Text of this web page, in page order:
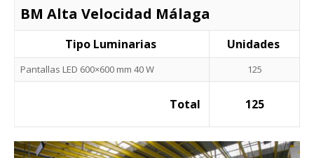
BM Alta Velocidad Málaga
Tipo Luminarias Unidades
Pantallas LED 600×600 mm 40 W 125
Total 125